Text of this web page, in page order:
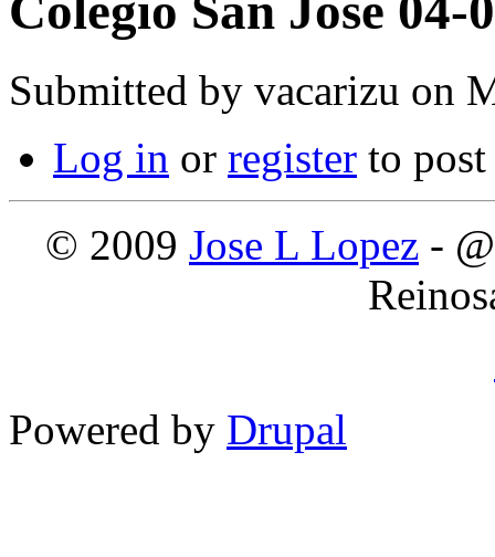
Submitted by vacarizu on
Log in or register to
© 2009 Jose L Lopez -
Powered by Drupal